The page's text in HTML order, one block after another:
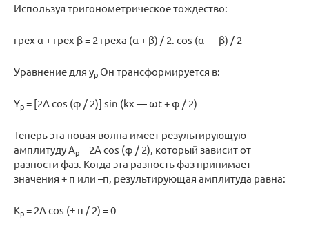
Используя тригонометрическое тождество:
грех α + грех β = 2 греха (α + β) / 2. cos (α — β) / 2
Уравнение для yр Он трансформируется в:
Yр= [2A cos (φ / 2)] sin (kx — ωt + φ / 2)
Теперь эта новая волна имеет результирующую
амплитуду Aр= 2A cos (φ / 2), который зависит от
разности фаз. Когда эта разность фаз принимает
значения + π или –π, результирующая амплитуда равна:
Кр= 2A cos (± π / 2) = 0